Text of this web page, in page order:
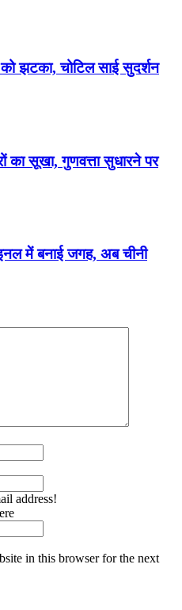
झटका, चोटिल साई सुदर्शन
का सूखा, गुणवत्ता सुधारने पर
में बनाई जगह, अब चीनी
address!
in this browser for the next